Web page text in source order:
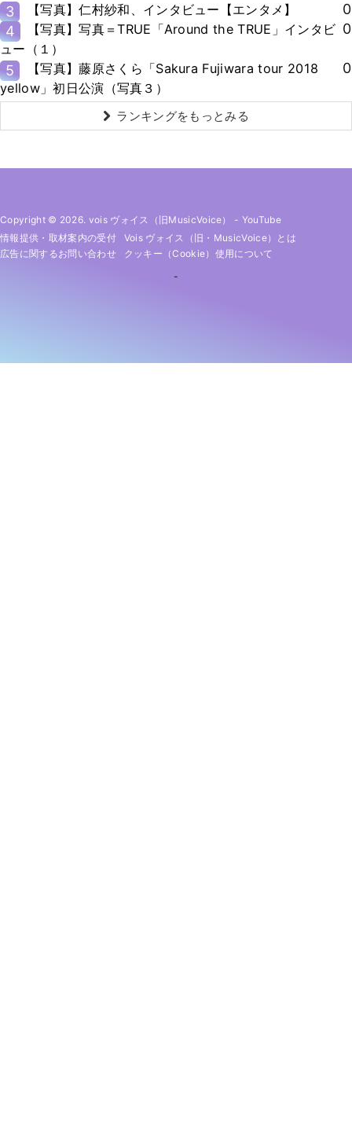
3 【写真】仁村紗和、インタビュー【エンタメ】
0
4
【写真】写真＝TRUE「Around the TRUE」インタビ
ュー（１）
0
5
【写真】藤原さくら「Sakura Fujiwara tour 2018
yellow」初日公演（写真３）
0
ランキングをもっとみる
Copyright © 2026. vois ヴォイス（旧MusicVoice） - YouTube
情報提供・取材案内の受付
Vois ヴォイス（旧・MusicVoice）とは
広告に関するお問い合わせ
クッキー（cookie）使用について
-